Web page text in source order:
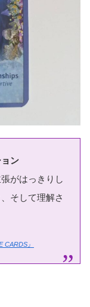
ン
がはっきりし
そして理解さ
CARDS』